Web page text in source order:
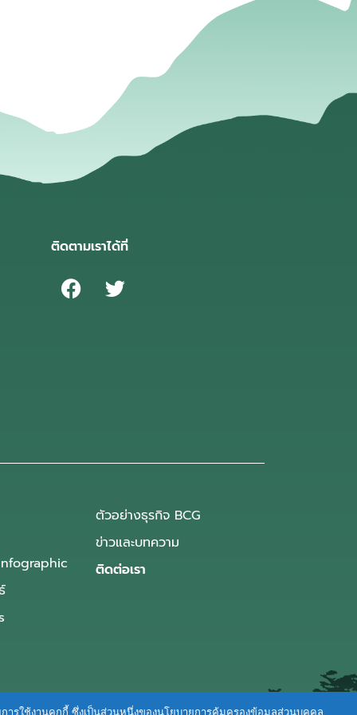
ติดตามเราได้ที่
ตัวอย่างธุรกิจ BCG
ข่าวและบทความ
ติดต่อเรา
ารใช้งานคุกกี้ ซึ่งเป็นส่วนหนึ่งของนโยบายการคุ้มครองข้อมูลส่วนบุคคล